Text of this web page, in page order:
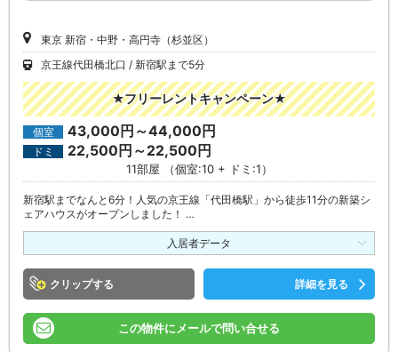
東京 新宿・中野・高円寺（杉並区）
京王線代田橋北口
新宿駅まで5分
★フリーレントキャンペーン★
個室 43,000円～44,000円
ドミ 22,500円～22,500円
11部屋 （個室:10 + ドミ:1）
新宿駅までなんと6分！人気の京王線「代田橋駅」から徒歩11分の新築シ
ェアハウスがオープンしました！ …
入居者データ
クリップ 詳細を見る
この物件にメールで問い合せる